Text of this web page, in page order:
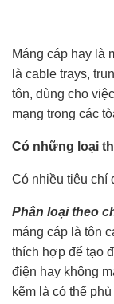
Máng cáp hay là
là cable trays,
tôn, dùng cho
mạng trong các
Có những loại
Có nhiều tiêu chí
Phân loại theo
máng cáp là tôn
thích hợp để tạo
điện hay không
kẽm là có thể